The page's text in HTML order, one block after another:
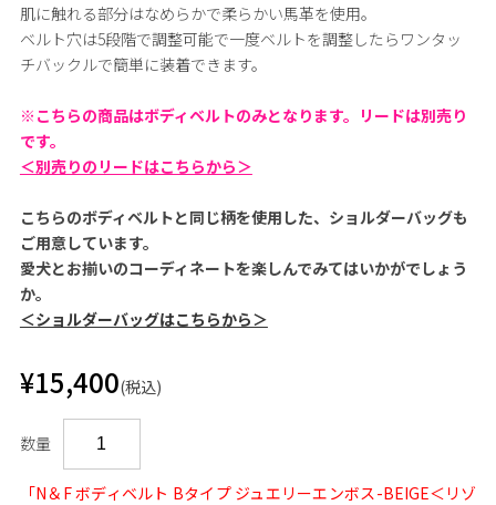
肌に触れる部分はなめらかで柔らかい馬革を使用。
ベルト穴は5段階で調整可能で一度ベルトを調整したらワンタッ
チバックルで簡単に装着できます。
※こちらの商品はボディベルトのみとなります。リードは別売り
です。
＜別売りのリードはこちらから＞
こちらのボディベルトと同じ柄を使用した、ショルダーバッグも
ご用意しています。
愛犬とお揃いのコーディネートを楽しんでみてはいかがでしょう
か。
＜ショルダーバッグはこちらから＞
¥15,400(税込)
数量
「N＆F ボディベルト Bタイプ ジュエリーエンボス-BEIGE＜リゾ